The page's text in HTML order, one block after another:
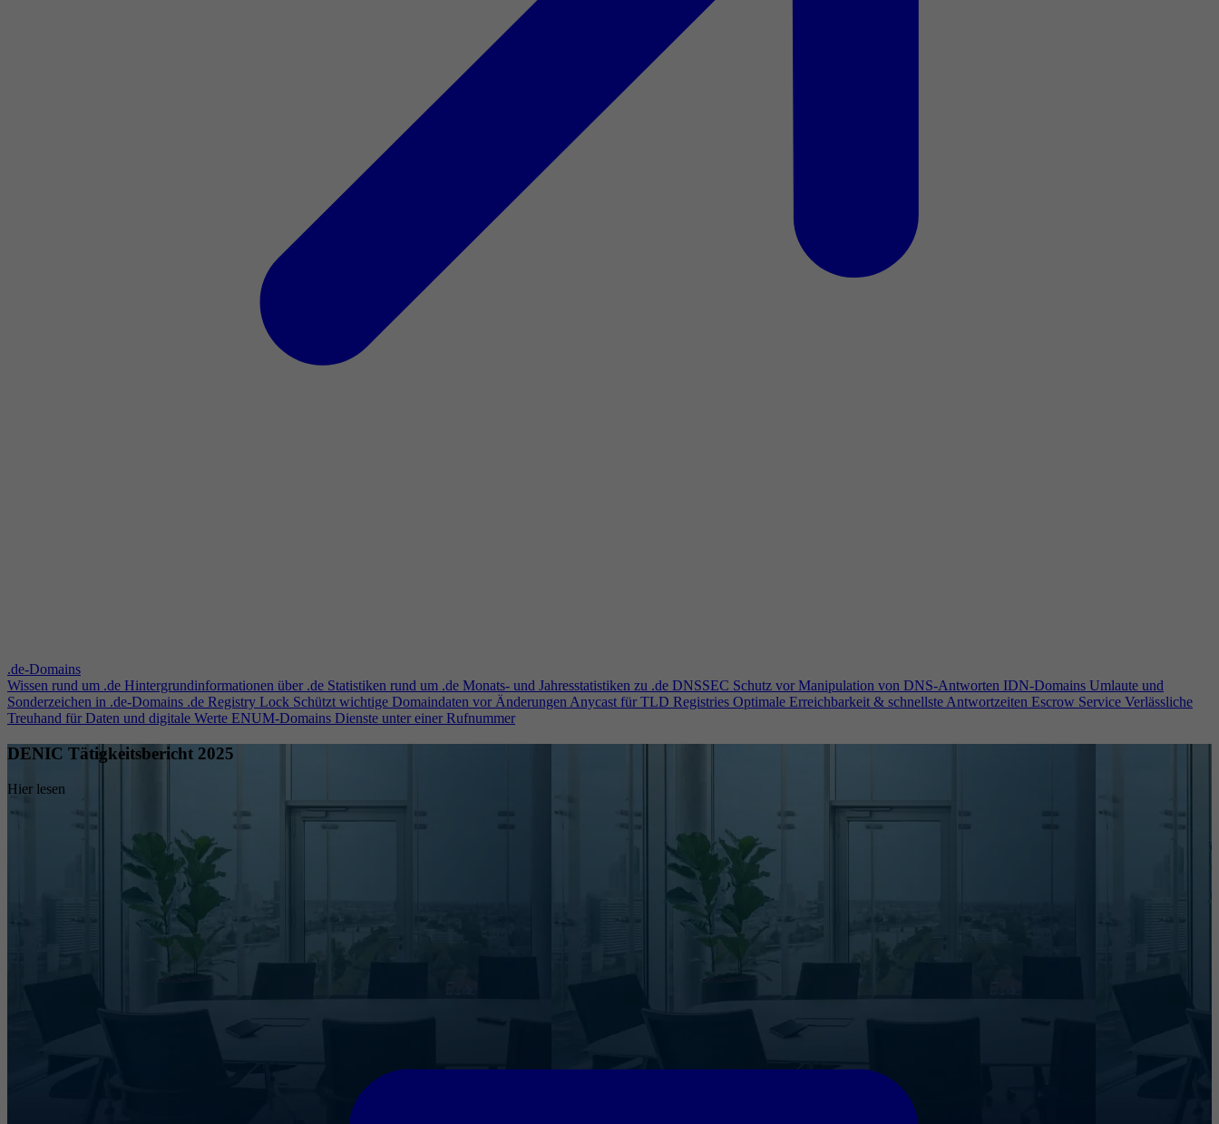
.de-Domains
Wissen rund um .de Hintergrundinformationen über .de Statistiken rund um .de Monats- und Jahresstatistiken zu .de DNSSEC Schutz vor Manipulation von DNS-Antworten IDN-Domains Umlaute und
Sonderzeichen in .de-Domains .de Registry Lock Schützt wichtige Domaindaten vor ÄnderungenAnycast für TLD Registries Optimale Erreichbarkeit & schnellste Antwortzeiten Escrow Service Verlässliche
Treuhand für Daten und digitale Werte ENUM-Domains Dienste unter einer Rufnummer
DENIC Tätigkeitsbericht 2025
Hier lesen